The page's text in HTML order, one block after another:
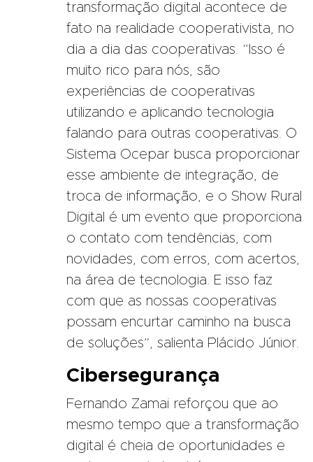
transformação digital acontece de
fato na realidade cooperativista, no
dia a dia das cooperativas. “Isso é
muito rico para nós, são
experiências de cooperativas
utilizando e aplicando tecnologia
falando para outras cooperativas. O
Sistema Ocepar busca proporcionar
esse ambiente de integração, de
troca de informação, e o Show Rural
Digital é um evento que proporciona
o contato com tendências, com
novidades, com erros, com acertos,
na área de tecnologia. E isso faz
com que as nossas cooperativas
possam encurtar caminho na busca
de soluções”, salienta Plácido Júnior.
Cibersegurança
Fernando Zamai reforçou que ao
mesmo tempo que a transformação
digital é cheia de oportunidades e